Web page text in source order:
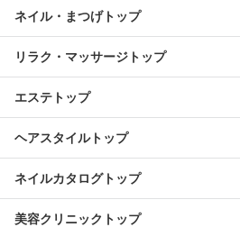
ネイル・まつげトップ
リラク・マッサージトップ
エステトップ
ヘアスタイルトップ
ネイルカタログトップ
美容クリニックトップ